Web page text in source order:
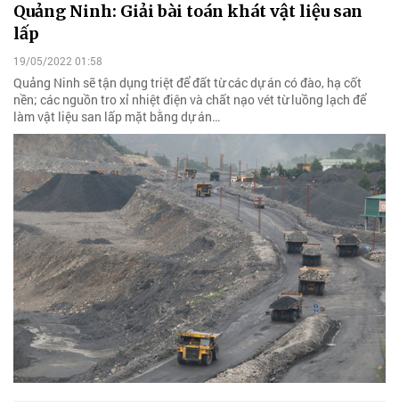
Quảng Ninh: Giải bài toán khát vật liệu san
lấp
19/05/2022 01:58
Quảng Ninh sẽ tận dụng triệt để đất từ các dự án có đào, hạ cốt
nền; các nguồn tro xỉ nhiệt điện và chất nạo vét từ luồng lạch để
làm vật liệu san lấp mặt bằng dự án…